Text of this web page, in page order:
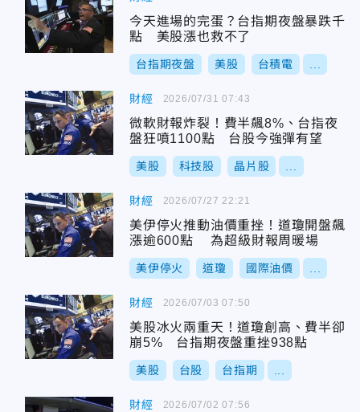
今天進場的完蛋？台指期夜盤暴跌千
點 美股漲也救不了
台指期夜盤 美股 台積電
財經
微軟財報炸裂！費半飆8%、台指夜
盤狂噴1100點 台股今強彈有望
美股 科技股 晶片股
2026/07/31 07:43
財經
美伊停火推動油價重挫！道瓊開盤飆
漲逾600點 為超級財報周暖場
美伊停火 道瓊 國際油價
2026/07/27 22:21
財經
美股冰火兩重天！道瓊創高、費半卻
崩5% 台指期夜盤重挫938點
美股 台股 台指期
2026/07/03 07:50
財經 2026/07/02 07:56